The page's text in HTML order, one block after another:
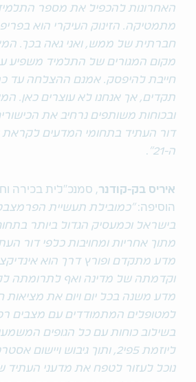
מתמטיקה. הזינוק העיקרי הוא
חברתית של ממש, ואני גאה בכך.
מקום המגורים של התלמיד משפיע
חייבת להיפסק. אמנם ההצלחה עד
תקדים, אך אנחנו לא עוצרים כאן.
ובכוחות משותפים נרחיב את
דור העתיד בתחומי המדעים
ה-21״
.
איריס בק-קודנר, סמנכ"לית בכירה
הוסיפה:"כמובילת תעשיית
בישראל וכמעסיק הגדול ביותר
מתוך אחריות ומחויבות כלפי דור
מדע מתקדם ופורץ דרך הוא
וקדמתה של מדינה ואף לתרומתה
מדע משנה בכל יום ויום את מציאות
למטופלים המתמודדים עם מצבים
בשילוב כוחות עם כל הגופים
ליוזמת 5פי2, ותוך גיבוש
נוכל לעזור לטפח את מדעני העתיד